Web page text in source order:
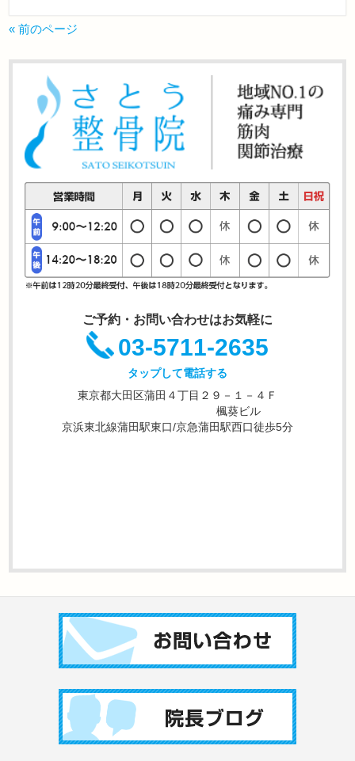
« 前のページ
ご予約・お問い合わせはお気軽に
03-5711-2635
タップして電話する
東京都大田区蒲田４丁目２９－１－４Ｆ
楓葵ビル
京浜東北線蒲田駅東口/京急蒲田駅西口徒歩5分